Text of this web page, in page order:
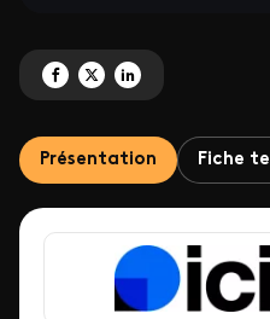
Partagez 'Enquêtes de région' sur
Partagez 'Enquêtes de région'
Partagez 'Enquêtes de
Présentation Fiche